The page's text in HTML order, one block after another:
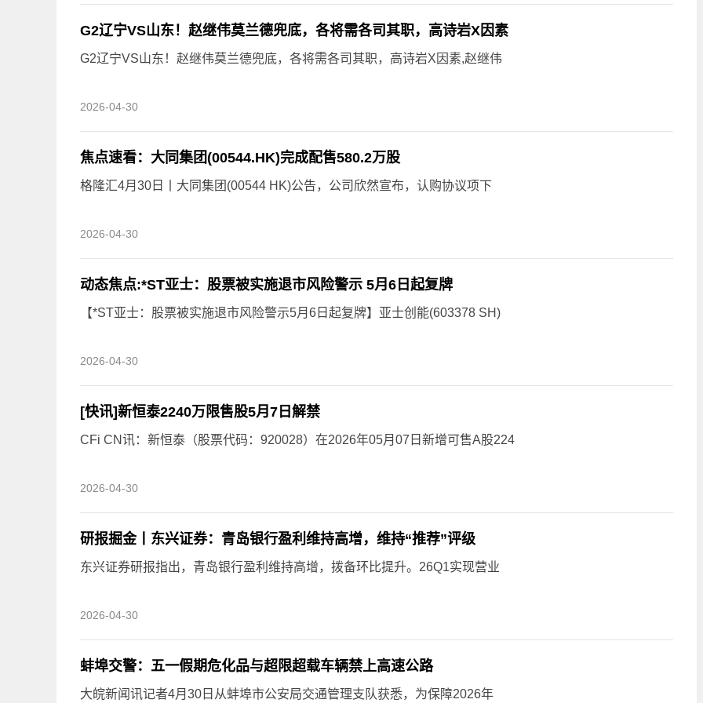
G2辽宁VS山东！赵继伟莫兰德兜底，各将需各司其职，高诗岩X因素
G2辽宁VS山东！赵继伟莫兰德兜底，各将需各司其职，高诗岩X因素,赵继伟
2026-04-30
焦点速看：大同集团(00544.HK)完成配售580.2万股
格隆汇4月30日丨大同集团(00544 HK)公告，公司欣然宣布，认购协议项下
2026-04-30
动态焦点:*ST亚士：股票被实施退市风险警示 5月6日起复牌
【*ST亚士：股票被实施退市风险警示5月6日起复牌】亚士创能(603378 SH)
2026-04-30
[快讯]新恒泰2240万限售股5月7日解禁
CFi CN讯：新恒泰（股票代码：920028）在2026年05月07日新增可售A股224
2026-04-30
研报掘金丨东兴证券：青岛银行盈利维持高增，维持“推荐”评级
东兴证券研报指出，青岛银行盈利维持高增，拨备环比提升。26Q1实现营业
2026-04-30
蚌埠交警：五一假期危化品与超限超载车辆禁上高速公路
大皖新闻讯记者4月30日从蚌埠市公安局交通管理支队获悉，为保障2026年